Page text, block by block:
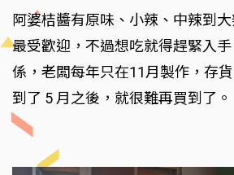
阿婆桔醬有原味、小辣、中辣到
最受歡迎，不過想吃就得趕緊入
係，老闆每年只在11月製作，存
到了 5 月之後，就很難再買到了。